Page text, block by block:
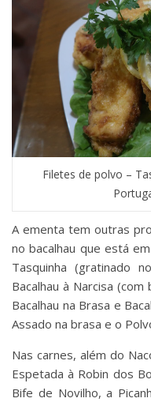
Filetes de polvo –
A ementa tem outras
no bacalhau que está
Tasquinha (gratinado
Bacalhau à Narcisa
Bacalhau na Brasa e
Assado na brasa e o
Nas carnes, além do
Espetada à Robin dos
Bife de Novilho, a